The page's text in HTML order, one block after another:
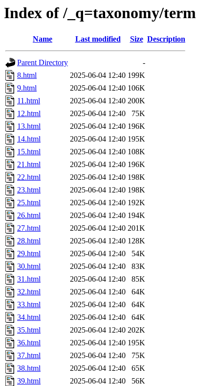
Index of /_q=taxonomy/term
Name Last modified Size Description
Parent Directory
-
8.html
2025-06-04 12:40 199K
9.html
2025-06-04 12:40 106K
11.html
2025-06-04 12:40 200K
12.html
2025-06-04 12:40
75K
13.html
2025-06-04 12:40 196K
14.html
2025-06-04 12:40 195K
15.html
2025-06-04 12:40 108K
21.html
2025-06-04 12:40 196K
22.html
2025-06-04 12:40 198K
23.html
2025-06-04 12:40 198K
25.html
2025-06-04 12:40 192K
26.html
2025-06-04 12:40 194K
27.html
2025-06-04 12:40 201K
28.html
2025-06-04 12:40 128K
29.html
2025-06-04 12:40
54K
30.html
2025-06-04 12:40
83K
31.html
2025-06-04 12:40
85K
32.html
2025-06-04 12:40
64K
33.html
2025-06-04 12:40
64K
34.html
2025-06-04 12:40
64K
35.html
2025-06-04 12:40 202K
36.html
2025-06-04 12:40 195K
37.html
2025-06-04 12:40
75K
38.html
2025-06-04 12:40
65K
39.html
2025-06-04 12:40
56K